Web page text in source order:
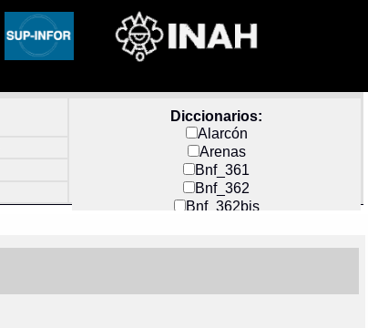
Diccionarios:
Alarcón
Arenas
Bnf_361
Bnf_362
Bnf_362bis
Docs_México